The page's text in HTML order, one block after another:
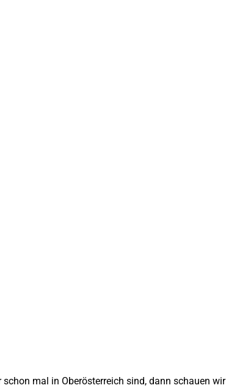
mal in Oberösterreich sind, dann schauen